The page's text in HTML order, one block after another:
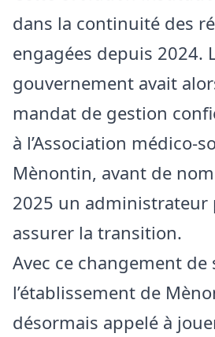
dans la continuité des
engagées depuis 2024.
gouvernement avait
mandat de gestion
à l’Association médico-
Mènontin, avant de
2025 un administrateur
assurer la transition.
Avec ce changement de
l’établissement de
désormais appelé à